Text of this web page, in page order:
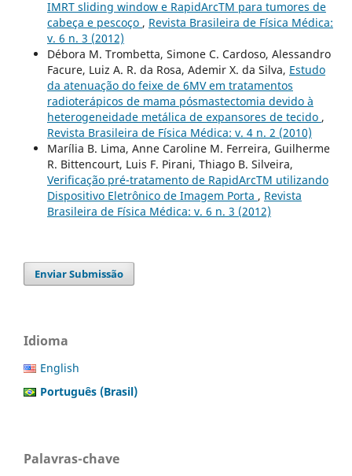
IMRT sliding window e RapidArcTM para tumores de
cabeça e pescoço , Revista Brasileira de Física Médica:
v. 6 n. 3 (2012)
Débora M. Trombetta, Simone C. Cardoso, Alessandro
Facure, Luiz A. R. da Rosa, Ademir X. da Silva, Estudo
da atenuação do feixe de 6MV em tratamentos
radioterápicos de mama pósmastectomia devido à
heterogeneidade metálica de expansores de tecido ,
Revista Brasileira de Física Médica: v. 4 n. 2 (2010)
Marília B. Lima, Anne Caroline M. Ferreira, Guilherme
R. Bittencourt, Luis F. Pirani, Thiago B. Silveira,
Verificação pré-tratamento de RapidArcTM utilizando
Dispositivo Eletrônico de Imagem Porta , Revista
Brasileira de Física Médica: v. 6 n. 3 (2012)
Enviar Submissão
Idioma
English
Português (Brasil)
Palavras-chave